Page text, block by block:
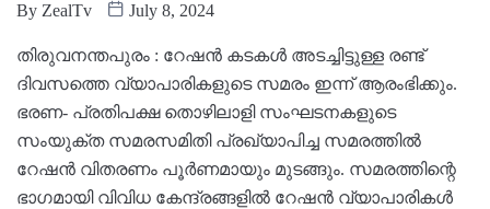
By ZealTv July 8, 2024
തിരുവനന്തപുരം : റേഷൻ കടകൾ അടച്ചിട്ടുള്ള രണ്ട്
ദിവസത്തെ വ്യാപാരികളുടെ സമരം ഇന്ന് ആരംഭിക്കും.
ഭരണ- പ്രതിപക്ഷ തൊഴിലാളി സംഘടനകളുടെ
സംയുക്ത സമരസമിതി പ്രഖ്യാപിച്ച സമരത്തിൽ
റേഷൻ വിതരണം പൂർണമായും മുടങ്ങും. സമരത്തിന്റെ
ഭാഗമായി വിവിധ കേന്ദ്രങ്ങളിൽ റേഷൻ വ്യാപാരികൾ